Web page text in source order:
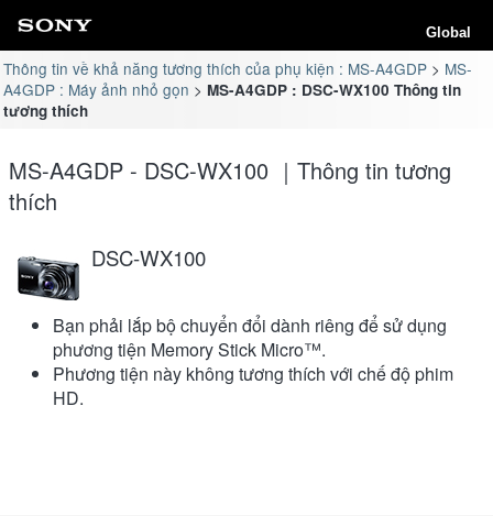
Global
Thông tin về khả năng tương thích của phụ kiện : MS-A4GDP
MS-
A4GDP : Máy ảnh nhỏ gọn
MS-A4GDP : DSC-WX100 Thông tin
tương thích
MS-A4GDP - DSC-WX100 ｜Thông tin tương
thích
DSC-WX100
Bạn phải lắp bộ chuyển đổi dành riêng để sử dụng
phương tiện Memory Stick Micro™.
Phương tiện này không tương thích với chế độ phim
HD.